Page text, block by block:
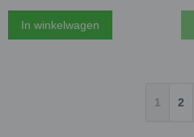
In winkelwagen
1 2